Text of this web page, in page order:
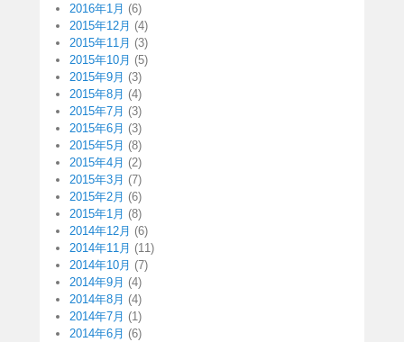
2016年1月 (6)
2015年12月 (4)
2015年11月 (3)
2015年10月 (5)
2015年9月 (3)
2015年8月 (4)
2015年7月 (3)
2015年6月 (3)
2015年5月 (8)
2015年4月 (2)
2015年3月 (7)
2015年2月 (6)
2015年1月 (8)
2014年12月 (6)
2014年11月 (11)
2014年10月 (7)
2014年9月 (4)
2014年8月 (4)
2014年7月 (1)
2014年6月 (6)